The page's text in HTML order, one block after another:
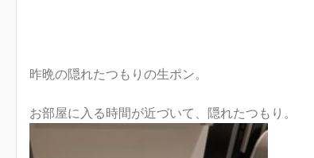
昨晩の隠れたつもりの生ポン。
お部屋に入る時間が近づいて、隠れたつもり。